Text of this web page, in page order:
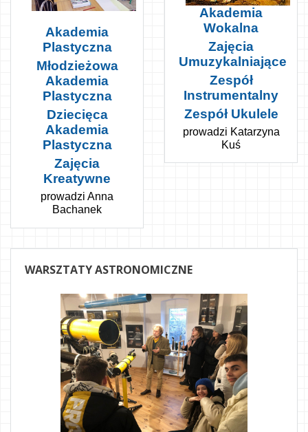
Akademia
Plastyczna
Młodzieżowa
Akademia
Plastyczna
Dziecięca
Akademia
Plastyczna
Zajęcia
Kreatywne
prowadzi Anna
Bachanek
Akademia
Wokalna
Zajęcia
Umuzykalniające
Zespół
Instrumentalny
Zespół Ukulele
prowadzi Katarzyna
Kuś
WARSZTATYASTRONOMICZNE